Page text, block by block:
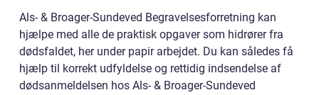
Als- & Broager-Sundeved Begravelsesforretning kan
hjælpe med alle de praktisk opgaver som hidrører fra
dødsfaldet, her under papir arbejdet. Du kan således få
hjælp til korrekt udfyldelse og rettidig indsendelse af
dødsanmeldelsen hos Als- & Broager-Sundeved